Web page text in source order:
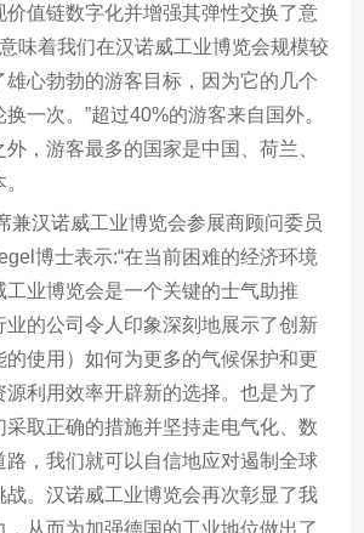
价值链数字化并增强其弹性交换了意
味着我们在汉诺威工业博览会规模较
雄心勃勃的游客目标，因为它的几个
一次。”超过40%的游客来自国外。
，游客最多的国家是中国、荷兰、
兼汉诺威工业博览会参展商顾问委员
博士表示:“在当前困难的经济环境
工业博览会是一个关键的士气助推
业的公司令人印象深刻地展示了创新
的使用）如何为更多的气候保护和更
源利用效率开辟新的选择。也是为了
采取正确的措施并坚持走电气化、数
路，我们就可以自信地应对遏制全球
战。汉诺威工业博览会再次彰显了我